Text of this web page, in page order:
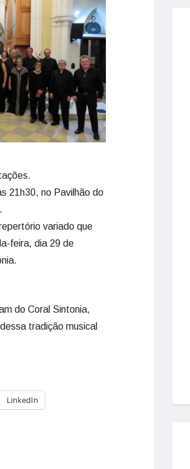
21h30, no Pavilhão do
variado que
feira, dia 29 de
do Coral Sintonia,
tradição musical
LinkedIn